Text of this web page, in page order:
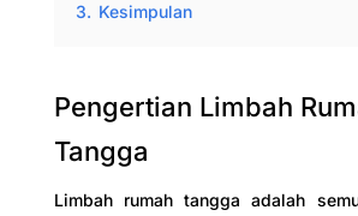
3. Kesimpulan
Pengertian Limbah
Tangga
Limbah rumah tangga adalah